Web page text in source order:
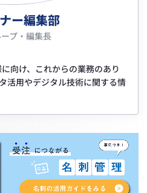
ー編集部
プ・編集長
向け、これからの業務のあり
活用やデジタル技術に関する情